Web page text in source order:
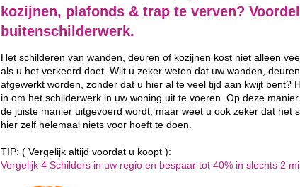
kozijnen, plafonds & trap te verven?
buitenschilderwerk.
Het schilderen van wanden, deuren of kozijnen kost niet alleen
als u het verkeerd doet. Wilt u zeker weten dat uw wanden,
afgewerkt worden, zonder dat u hier al te veel tijd aan kwijt bent?
in om het schilderwerk in uw woning uit te voeren. Op deze
de juiste manier uitgevoerd wordt, maar weet u ook zeker dat het
hier zelf helemaal niets voor hoeft te doen.
TIP: ( Vergelijk altijd voordat u koopt ):
Vergelijk 4 Schilders in uw regio en bespaar tot 40% in slechts 2